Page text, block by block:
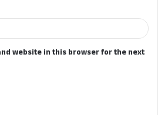
website in this browser for the next